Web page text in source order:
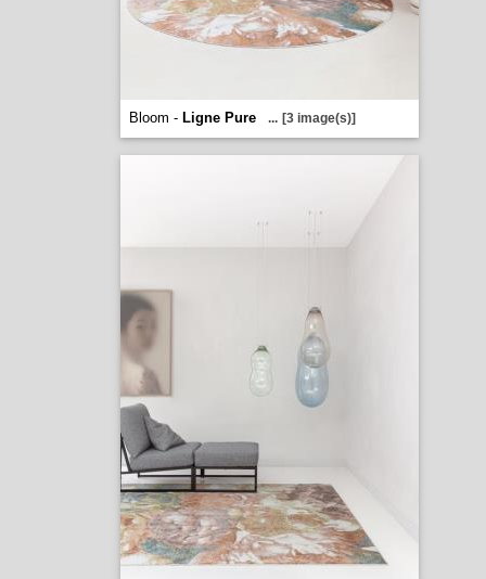
Bloom - Ligne Pure ... [3 image(s)]